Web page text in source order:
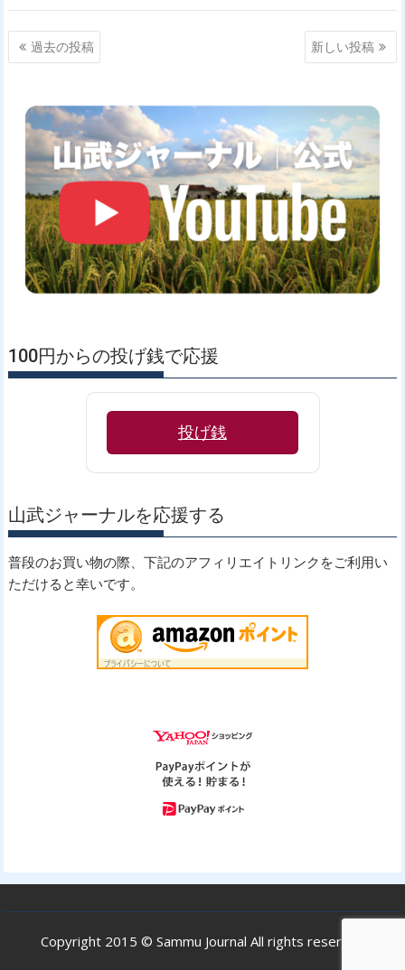
投
稿
ビ
ゲ
ー
シ
ョ
ン
過去の投稿 新しい投稿
100円からの投げ銭で応援
投げ銭
山武ジャーナルを応援する
普段のお買い物の際、下記のアフィリエイトリンクをご利用い
ただけると幸いです。
Copyright 2015 © Sammu Journal All rights reserved